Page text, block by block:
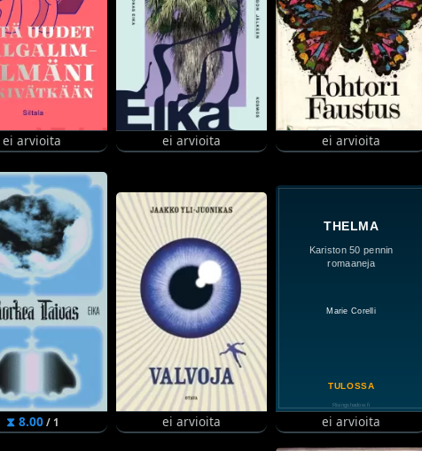
ei arvioita ei arvioita ei arvioita
⧗ 8.00/ 1 ei arvioita ei arvioita